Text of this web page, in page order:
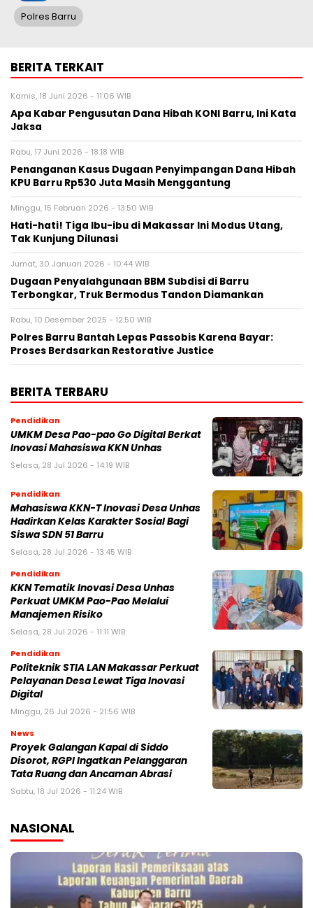
Polres Barru
BERITA TERKAIT
Kamis, 18 Juni 2026 - 11:06 WIB
Apa Kabar Pengusutan Dana Hibah KONI Barru, Ini Kata
Jaksa
Rabu, 17 Juni 2026 - 18:18 WIB
Penanganan Kasus Dugaan Penyimpangan Dana Hibah
KPU Barru Rp530 Juta Masih Menggantung
Minggu, 15 Februari 2026 - 13:50 WIB
Hati-hati! Tiga Ibu-ibu di Makassar Ini Modus Utang,
Tak Kunjung Dilunasi
Jumat, 30 Januari 2026 - 10:44 WIB
Dugaan Penyalahgunaan BBM Subdisi di Barru
Terbongkar, Truk Bermodus Tandon Diamankan
Rabu, 10 Desember 2025 - 12:50 WIB
Polres Barru Bantah Lepas Passobis Karena Bayar:
Proses Berdsarkan Restorative Justice
BERITA TERBARU
Pendidikan
UMKM Desa Pao-pao Go Digital Berkat
Inovasi Mahasiswa KKN Unhas
Selasa, 28 Jul 2026 - 14:19 WIB
Pendidikan
Mahasiswa KKN-T Inovasi Desa Unhas
Hadirkan Kelas Karakter Sosial Bagi
Siswa SDN 51 Barru
Selasa, 28 Jul 2026 - 13:45 WIB
Pendidikan
KKN Tematik Inovasi Desa Unhas
Perkuat UMKM Pao-Pao Melalui
Manajemen Risiko
Selasa, 28 Jul 2026 - 11:11 WIB
Pendidikan
Politeknik STIA LAN Makassar Perkuat
Pelayanan Desa Lewat Tiga Inovasi
Digital
Minggu, 26 Jul 2026 - 21:56 WIB
News
Proyek Galangan Kapal di Siddo
Disorot, RGPI Ingatkan Pelanggaran
Tata Ruang dan Ancaman Abrasi
Sabtu, 18 Jul 2026 - 11:24 WIB
NASIONAL